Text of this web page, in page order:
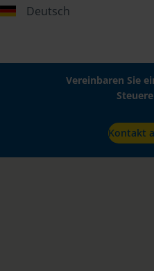
Deutsch
Vereinbaren Sie
Kontakt